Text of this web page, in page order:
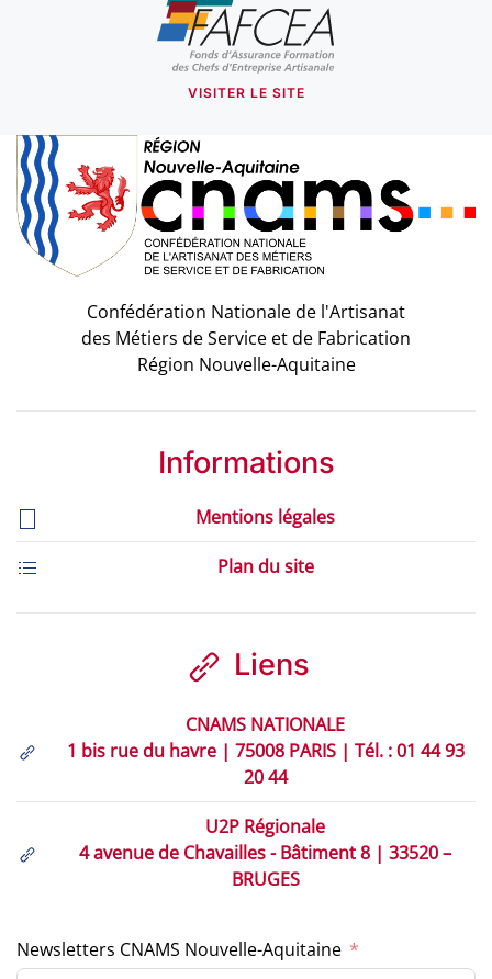
VISITER LE SITE
Confédération Nationale de l'Artisanat
des Métiers de Service et de Fabrication
Région Nouvelle-Aquitaine
Informations
Mentions légales
Plan du site
Liens
CNAMS NATIONALE
1 bis rue du havre | 75008 PARIS | Tél. : 01 44 93
20 44
U2P Régionale
4 avenue de Chavailles - Bâtiment 8 | 33520 –
BRUGES
Newsletters CNAMS Nouvelle-Aquitaine